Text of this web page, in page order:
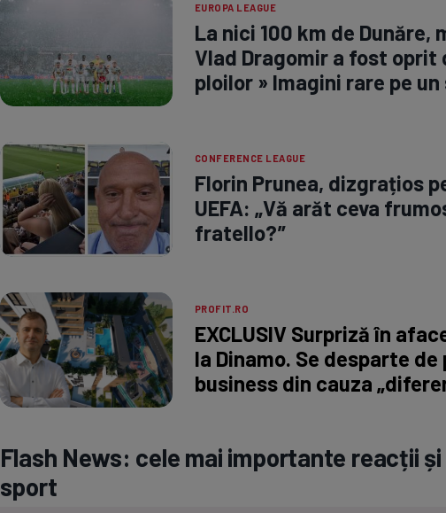
EUROPA LEAGUE
La nici 100 km de Dunăre,
Vlad Dragomir a fost oprit
ploilor » Imagini rare pe
CONFERENCE LEAGUE
Florin Prunea, dizgrațios
UEFA: „Vă arăt ceva
fratello?”
PROFIT.RO
EXCLUSIV Surpriză în
la Dinamo. Se desparte
business din cauza
Flash News: cele mai importante reacții
sport